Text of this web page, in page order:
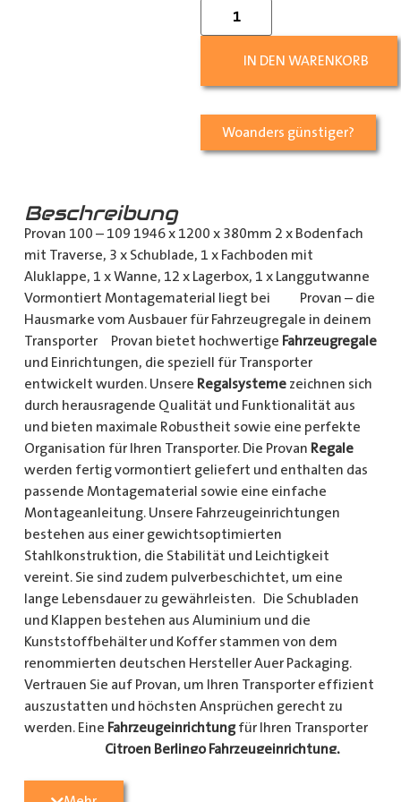
IN DEN WARENKORB
Woanders günstiger?
Beschreibung
Provan 100 – 109 1946 x 1200 x 380mm 2 x Bodenfach
mit Traverse, 3 x Schublade, 1 x Fachboden mit
Aluklappe, 1 x Wanne, 12 x Lagerbox, 1 x Langgutwanne
Vormontiert Montagematerial liegt bei Provan – die
Hausmarke vom Ausbauer für Fahrzeugregale in deinem
Transporter Provan bietet hochwertige Fahrzeugregale
und Einrichtungen, die speziell für Transporter
entwickelt wurden. Unsere Regalsystemezeichnen sich
durch herausragende Qualität und Funktionalität aus
und bieten maximale Robustheit sowie eine perfekte
Organisation für Ihren Transporter. Die Provan Regale
werden fertig vormontiert geliefert und enthalten das
passende Montagematerial sowie eine einfache
Montageanleitung. Unsere Fahrzeugeinrichtungen
bestehen aus einer gewichtsoptimierten
Stahlkonstruktion, die Stabilität und Leichtigkeit
vereint. Sie sind zudem pulverbeschichtet, um eine
lange Lebensdauer zu gewährleisten. Die Schubladen
und Klappen bestehen aus Aluminium und die
Kunststoffbehälter und Koffer stammen von dem
renommierten deutschen Hersteller Auer Packaging.
Vertrauen Sie auf Provan, um Ihren Transporter effizient
auszustatten und höchsten Ansprüchen gerecht zu
werden. Eine Fahrzeugeinrichtungfür Ihren Transporter
Citroen Berlingo Fahrzeugeinrichtung,
Fahrzeugeinrichtung, Citroen Nemo